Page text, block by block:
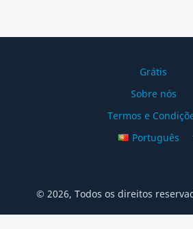
Grátis
Sobre nós
Termos e
Português
© 2026, Todos os direitos